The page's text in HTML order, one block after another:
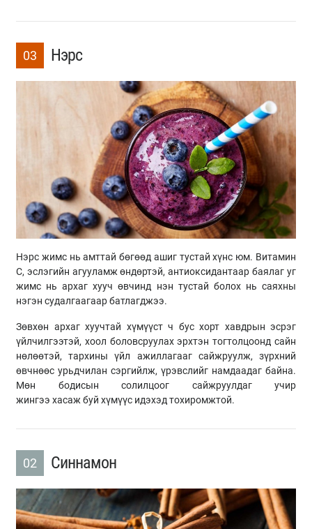
03 Нэрс
Нэрс жимс нь амттай бөгөөд ашиг тустай хүнс юм. Витамин
С, эслэгийн агууламж өндөртэй, антиоксидантаар баялаг уг
жимс нь архаг хууч өвчинд нэн тустай болох нь саяхны
нэгэн судалгаагаар батлагджээ.
Зөвхөн архаг хуучтай хүмүүст ч бус хорт хавдрын эсрэг
үйлчилгээтэй, хоол боловсруулах эрхтэн тогтолцоонд сайн
нөлөөтэй, тархины үйл ажиллагааг сайжруулж, зүрхний
өвчнөөс урьдчилан сэргийлж, үрэвслийг намдаадаг байна.
Мөн бодисын солилцоог сайжруулдаг учир
жингээ хасаж буй хүмүүс идэхэд тохиромжтой.
02 Синнамон